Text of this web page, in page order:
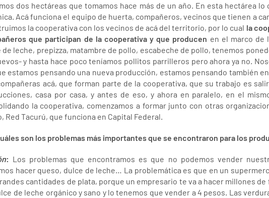
dos hectáreas que tomamos hace más de un año. En esta hectárea
Acá funciona el equipo de huerta, compañeros, vecinos que tienen a
la cooperativa con los vecinos de acá del territorio, por lo cual la
que participan de la cooperativa y que producen en el marco de
de leche, prepizza, matambre de pollo, escabeche de pollo, tenemos
y hasta hace poco teníamos pollitos parrilleros pero ahora ya no.
estamos pensando una nueva producción, estamos pensando también
acá, que forman parte de la cooperativa, que su trabajo es
casa por casa, y antes de eso, y ahora en paralelo, en el
la cooperativa, comenzamos a formar junto con otras
Red Tacurú, que funciona en Capital Federal.
son los problemas más importantes que se encontraron para los
: Los problemas que encontramos es que no podemos vender
hacer queso, dulce de leche… La problemática es que en un
cantidades de plata, porque un empresario te va a hacer millones
de leche orgánico y sano y lo tenemos que vender a 4 pesos. Las